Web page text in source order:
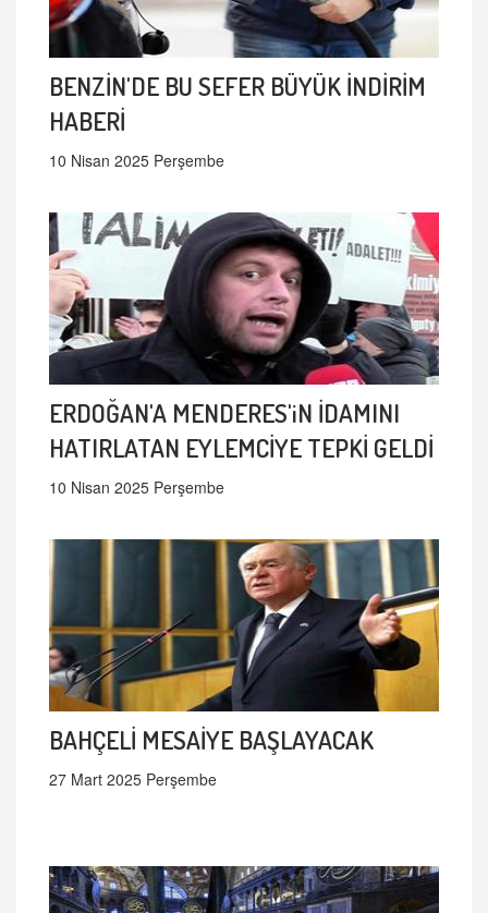
BENZİN'DE BU SEFER BÜYÜK İNDİRİM
HABERİ
10 Nisan 2025 Perşembe
ERDOĞAN'A MENDERES'iN İDAMINI
HATIRLATAN EYLEMCİYE TEPKİ GELDİ
10 Nisan 2025 Perşembe
BAHÇELİ MESAİYE BAŞLAYACAK
27 Mart 2025 Perşembe